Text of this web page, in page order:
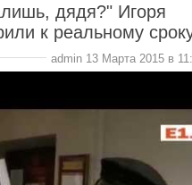
дядя?" Игоря
к реальному
admin 13 Марта 2015 в